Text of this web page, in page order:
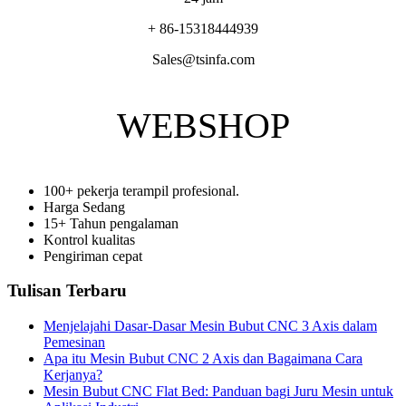
+ 86-15318444939
Sales@tsinfa.com
WEBSHOP
100+ pekerja terampil profesional.
Harga Sedang
15+ Tahun pengalaman
Kontrol kualitas
Pengiriman cepat
Tulisan Terbaru
Menjelajahi Dasar-Dasar Mesin Bubut CNC 3 Axis dalam
Pemesinan
Apa itu Mesin Bubut CNC 2 Axis dan Bagaimana Cara
Kerjanya?
Mesin Bubut CNC Flat Bed: Panduan bagi Juru Mesin untuk